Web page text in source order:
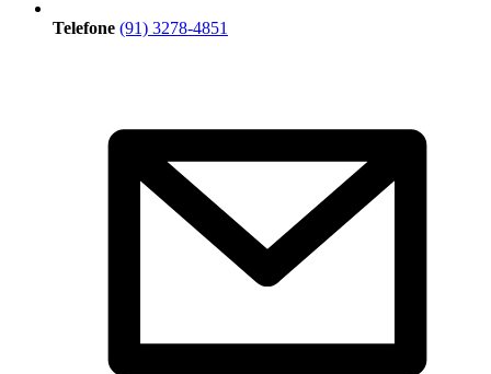
Telefone (91) 3278-4851